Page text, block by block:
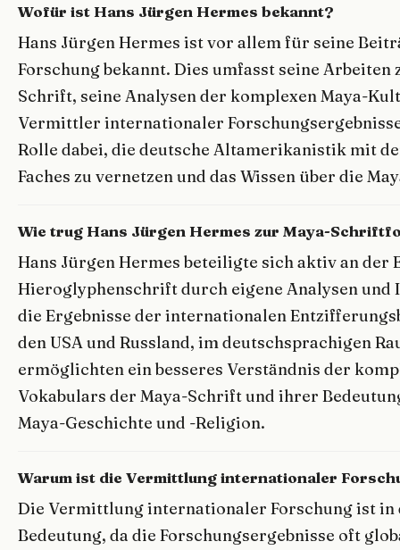
Wofür ist Hans Jürgen Hermes bekannt?
Hans Jürgen Hermes ist vor allem für seine
Forschung bekannt. Dies umfasst seine
Schrift, seine Analysen der komplexen Maya-
Vermittler internationaler
Rolle dabei, die deutsche Altamerikanistik mit
Faches zu vernetzen und das Wissen über die
Wie trug Hans Jürgen Hermes zur Maya-
Hans Jürgen Hermes beteiligte sich aktiv an der
Hieroglyphenschrift durch eigene Analysen
die Ergebnisse der internationalen
den USA und Russland, im deutschsprachigen
ermöglichten ein besseres Verständnis der
Vokabulars der Maya-Schrift und ihrer
Maya-Geschichte und -Religion.
Warum ist die Vermittlung internationaler
Die Vermittlung internationaler Forschung ist
Bedeutung, da die Forschungsergebnisse oft